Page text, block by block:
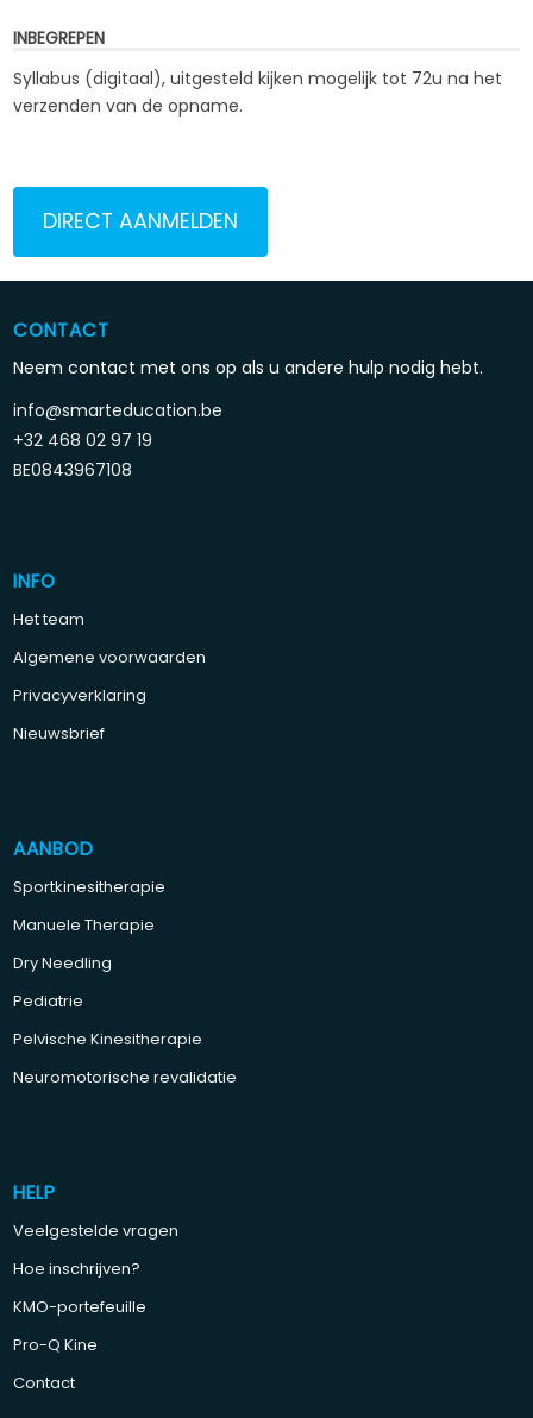
INBEGREPEN
Syllabus (digitaal), uitgesteld kijken mogelijk tot 72u na het
verzenden van de opname.
DIRECT AANMELDEN
CONTACT
Neem contact met ons op als u andere hulp nodig hebt.
info@smarteducation.be
+32 468 02 97 19
BE0843967108
INFO
Het team
Algemene voorwaarden
Privacyverklaring
Nieuwsbrief
AANBOD
Sportkinesitherapie
Manuele Therapie
Dry Needling
Pediatrie
Pelvische Kinesitherapie
Neuromotorische revalidatie
HELP
Veelgestelde vragen
Hoe inschrijven?
KMO-portefeuille
Pro-Q Kine
Contact